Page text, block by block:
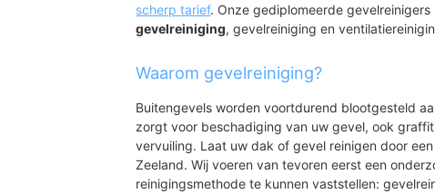
scherp tarief. Onze gediplomeerde
gevelreiniging, gevelreiniging en
Waarom gevelreiniging?
Buitengevels worden voortdurend blootgesteld
zorgt voor beschadiging van uw gevel, ook
vervuiling. Laat uw dak of gevel reinigen door
Zeeland. Wij voeren van tevoren eerst een
reinigingsmethode te kunnen vaststellen: